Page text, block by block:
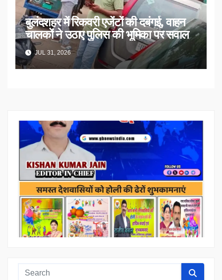
बुलंदशहर में रिकवरी एजेंटों की दबंगई, वाहन
चालकों ने उठाए पुलिस की भूमिका पर सवाल
JUL 31, 2026